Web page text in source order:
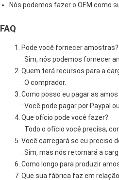
Nós podemos fazer o OEM como
FAQ
Pode você fornecer amostras?
: Sim, nós podemos fornecer
Quem terá recursos para a
: O comprador.
Como posso eu pagar as
: Você pode pagar por Paypal
Que ofício pode você fazer?
: Todo o ofício você precisa,
Você carregará se eu preciso
: Sim, mas nós retornará a
Como longo para produzir
Que sua fábrica faz em